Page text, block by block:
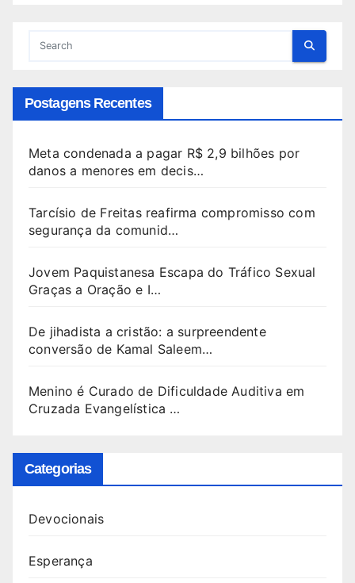
Postagens Recentes
Meta condenada a pagar R$ 2,9 bilhões por
danos a menores em decis…
Tarcísio de Freitas reafirma compromisso com
segurança da comunid…
Jovem Paquistanesa Escapa do Tráfico Sexual
Graças a Oração e I…
De jihadista a cristão: a surpreendente
conversão de Kamal Saleem…
Menino é Curado de Dificuldade Auditiva em
Cruzada Evangelística …
Categorias
Devocionais
Esperança